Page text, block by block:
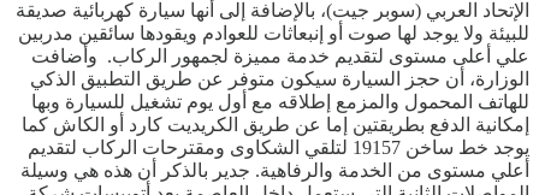
الإتحاد العربي (سوبر جيت)، بالإضافة إلى أنها سيارة كهربائية صديقة
للبيئة ولا يوجد لها صوت أو إنبعاثات للعوادم ويقودها سائقين مدربين
علي أعلى مستوى لتقديم خدمة مميزة لجمهور الركاب. وأضافت
الوزارة، أن حجز السيارة سيكون متوفر عن طريق التطبيق الذكي
للهاتف المحمول والمزمع إطلاقه مع أول يوم تشغيل للسيارة وبها
إمكانية الدفع بطريقتين إما عن طريق الكريديت كارد أو الكاش كما
يوجد خط ساخن 19157 لتلقي الشكاوى ومقترحات الركاب لتقديم
أعلي مستوى من الخدمة والرفاهية. جدير بالذكر أن هذه هي وسيلة